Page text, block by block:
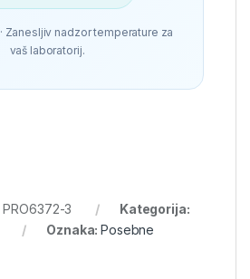
Zanesljiv nadzor temperature za
vaš laboratorij.
3
Kategorija:
Oznaka:Posebne